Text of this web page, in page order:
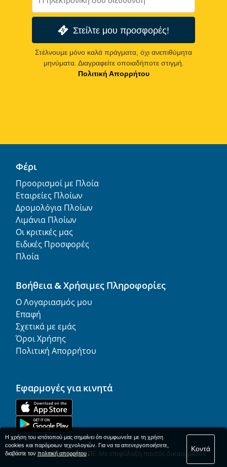
Στείλτε μου προσφορές!
Στέλνουμε μόνο καλά πράγματα, όχι ανεπιθύμητα
μηνύματα. Διαγραφείτε οποιαδήποτε στιγμή.
Πολιτική Απορρήτου
Φέρι
Προορισμοί με Πλοία
Εταιρείες Πλοίων
Δρομολόγια Πλοίων
Λιμάνια Πλοίων
Οι κριτικές μας
Ειδικές Προσφορές
Πλοία
Βοήθεια & Χρήσιμες Πληροφορίες
Ο Λογαριασμός μου
Επαφή
Σχετικά με εμάς
Όροι Χρήσης
Πολιτική Απορρήτου
Εφαρμογές για κινητά
© 1977-2026AFerry ΕΠΕ. Με επιφύλαξη παντός δικαιώματος.
Η χρήση του ιστότοπού μας σημαίνει ότι συμφωνείτε με τη χρήση
cookies και παρόμοιων τεχνολογιών. Για να τα απενεργοποιήσετε,
διαβάστε τονπολιτική απορρήτου.
Κοντά